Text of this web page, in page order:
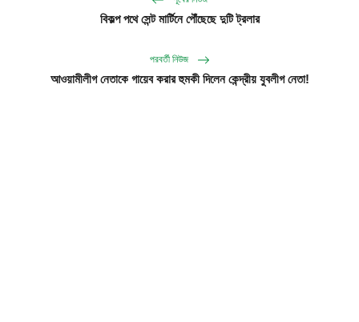
বিকল্প পথে সেন্ট মার্টিনে পৌঁছেছে দুটি ট্রলার
পরবর্তী নিউজ
আওয়ামীলীগ নেতাকে গায়েব করার হুমকী দিলেন কেন্দ্রীয় যুবলীগ নেতা!